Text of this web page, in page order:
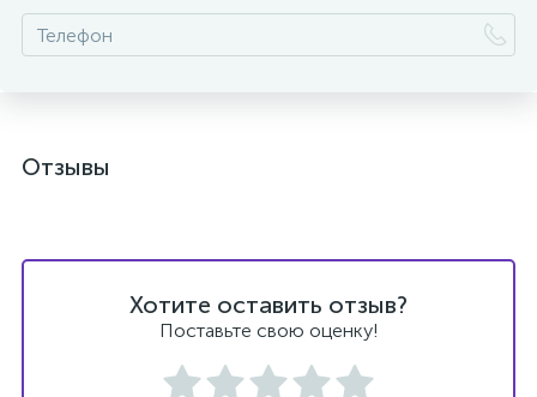
Отзывы
Хотите оставить отзыв?
Поставьте свою оценку!